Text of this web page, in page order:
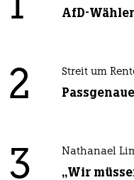
AfD-
2 Streit um
3 Nathanael
„Wir